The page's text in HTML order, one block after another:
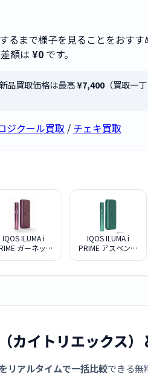
るまで様子を見ることをおすす
額は ¥0 です。
品買取価格は最高¥7,400（買取一
ジクール買取 / チェキ買取
IQOS ILUMA i
ガーネット
IQOS ILUMA i
PRIME アスペング
（カイトリエックス）
リアルタイムで一括比較できる無